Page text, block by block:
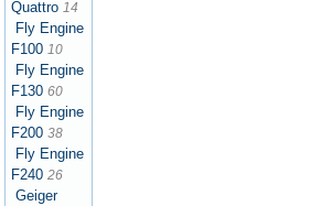
Quattro 14
Fly Engine
F100 10
Fly Engine
F130 60
Fly Engine
F200 38
Fly Engine
F240 26
Geiger